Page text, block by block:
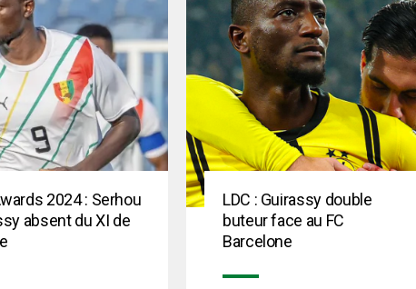
2024 : Serhou
absent du XI de
LDC : Guirassy double
buteur face au FC
Barcelone